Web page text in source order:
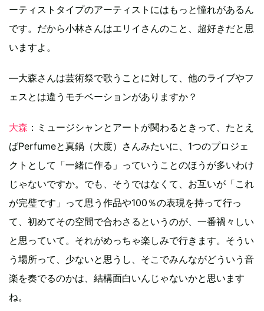
ーティストタイプのアーティストにはもっと憧れがあるん
です。だから小林さんはエリイさんのこと、超好きだと思
いますよ。
―大森さんは芸術祭で歌うことに対して、他のライブやフ
ェスとは違うモチベーションがありますか？
大森 ：ミュージシャンとアートが関わるときって、たとえ
ばPerfumeと真鍋（大度）さんみたいに、1つのプロジェ
クトとして「一緒に作る」っていうことのほうが多いわけ
じゃないですか。でも、そうではなくて、お互いが「これ
が完璧です」って思う作品や100％の表現を持って行っ
て、初めてその空間で合わさるというのが、一番禍々しい
と思っていて。それがめっちゃ楽しみで行きます。そうい
う場所って、少ないと思うし、そこでみんながどういう音
楽を奏でるのかは、結構面白いんじゃないかと思います
ね。